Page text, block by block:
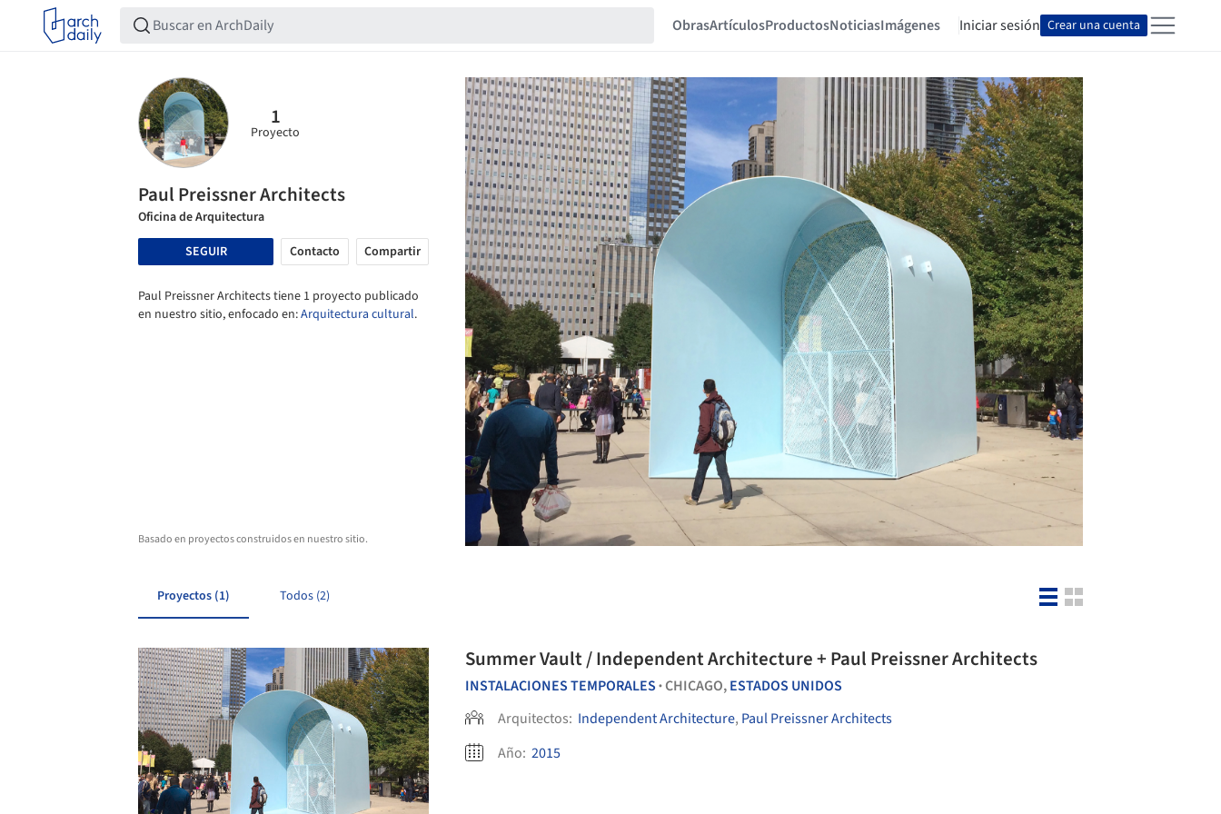
ObrasArtículosProductosNoticiasImágenes Iniciar sesión Crear una cuenta
1
Proyecto
Paul Preissner Architects
Oficina de Arquitectura
SEGUIR
Contacto Compartir
Paul Preissner Architects tiene 1 proyecto publicado
en nuestro sitio, enfocado en:Arquitectura cultural.
Basado en proyectos construidos en nuestro sitio.
Proyectos (1) Todos (2)
Summer Vault / Independent Architecture + Paul Preissner Architects
INSTALACIONES TEMPORALES •CHICAGO,ESTADOS UNIDOS
Arquitectos: Independent Architecture, Paul Preissner Architects
Año: 2015